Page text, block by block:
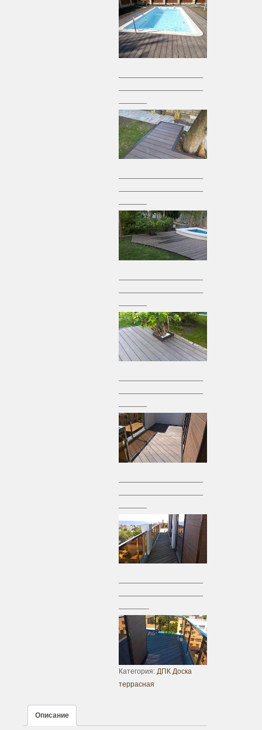
————————————
————————————
————
————————————
————————————
————
————————————
————————————
————
————————————
————————————
————
————————————
————————————
————
————————————
————————————
————-
Категория: ДПК Доска
террасная
Описание